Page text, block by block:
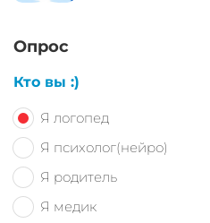
Опрос
Кто вы :)
Я логопед
Я психолог(нейро)
Я родитель
Я медик